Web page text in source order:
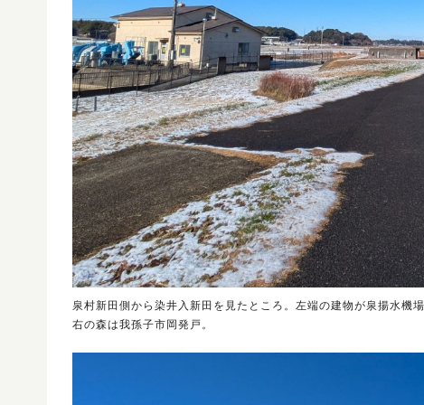
泉村新田側から染井入新田を見たところ。左端の建物が泉揚水機
右の森は我孫子市岡発戸。